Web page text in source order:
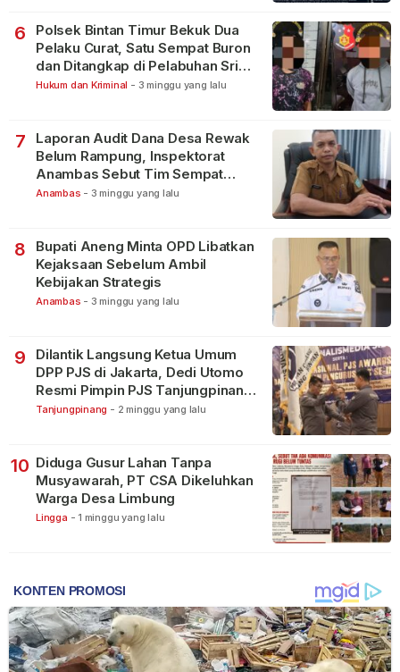
6
Polsek Bintan Timur Bekuk Dua
Pelaku Curat, Satu Sempat Buron
dan Ditangkap di Pelabuhan Sri
Bintan Pura
Hukum dan Kriminal - 3 minggu yang lalu
7
Laporan Audit Dana Desa Rewak
Belum Rampung, Inspektorat
Anambas Sebut Tim Sempat
Terbagi Tangani Kasus Lain
Anambas - 3 minggu yang lalu
8
Bupati Aneng Minta OPD Libatkan
Kejaksaan Sebelum Ambil
Kebijakan Strategis
Anambas - 3 minggu yang lalu
9
Dilantik Langsung Ketua Umum
DPP PJS di Jakarta, Dedi Utomo
Resmi Pimpin PJS Tanjungpinang-
Bintan
Tanjungpinang - 2 minggu yang lalu
10 Diduga Gusur Lahan Tanpa
Musyawarah, PT CSA Dikeluhkan
Warga Desa Limbung
Lingga - 1 minggu yang lalu